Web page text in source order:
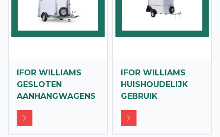
IFOR WILLIAMS
GESLOTEN
AANHANGWAGENS
IFOR WILLIAMS
HUISHOUDELIJK
GEBRUIK